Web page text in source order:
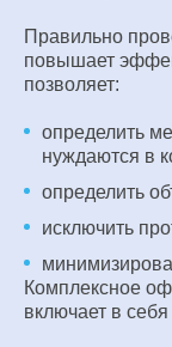
Правильно
повышает
позволяет:
определить
нуждаются в
определить
исключить
Комплексное
включает в